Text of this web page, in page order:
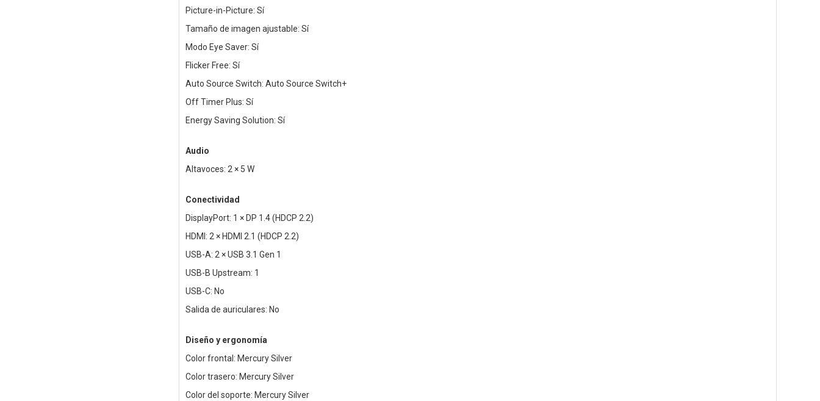
Picture-in-Picture: Sí
Tamaño de imagen ajustable: Sí
Modo Eye Saver: Sí
Flicker Free: Sí
Auto Source Switch: Auto Source Switch+
Off Timer Plus: Sí
Energy Saving Solution: Sí
Audio
Altavoces: 2 × 5 W
Conectividad
DisplayPort: 1 × DP 1.4 (HDCP 2.2)
HDMI: 2 × HDMI 2.1 (HDCP 2.2)
USB-A: 2 × USB 3.1 Gen 1
USB-B Upstream: 1
USB-C: No
Salida de auriculares: No
Diseño y ergonomía
Color frontal: Mercury Silver
Color trasero: Mercury Silver
Color del soporte: Mercury Silver